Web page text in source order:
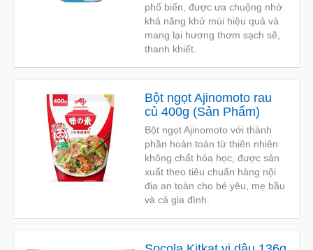
phổ biến, được ưa chuộng nhờ
khả năng khử mùi hiệu quả và
mang lại hương thơm sạch sẽ,
thanh khiết.
Bột ngọt Ajinomoto rau
củ 400g (Sản Phẩm)
Bột ngọt Ajinomoto với thành
phần hoàn toàn từ thiên nhiên
không chất hóa học, được sản
xuất theo tiêu chuẩn hàng nội
địa an toàn cho bé yêu, mẹ bầu
và cả gia đình.